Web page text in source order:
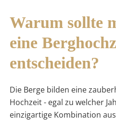
Warum sollte
eine
entscheiden?
Die Berge bilden eine
Hochzeit - egal zu welcher
einzigartige Kombination